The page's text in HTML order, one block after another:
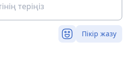
Пікір жазу